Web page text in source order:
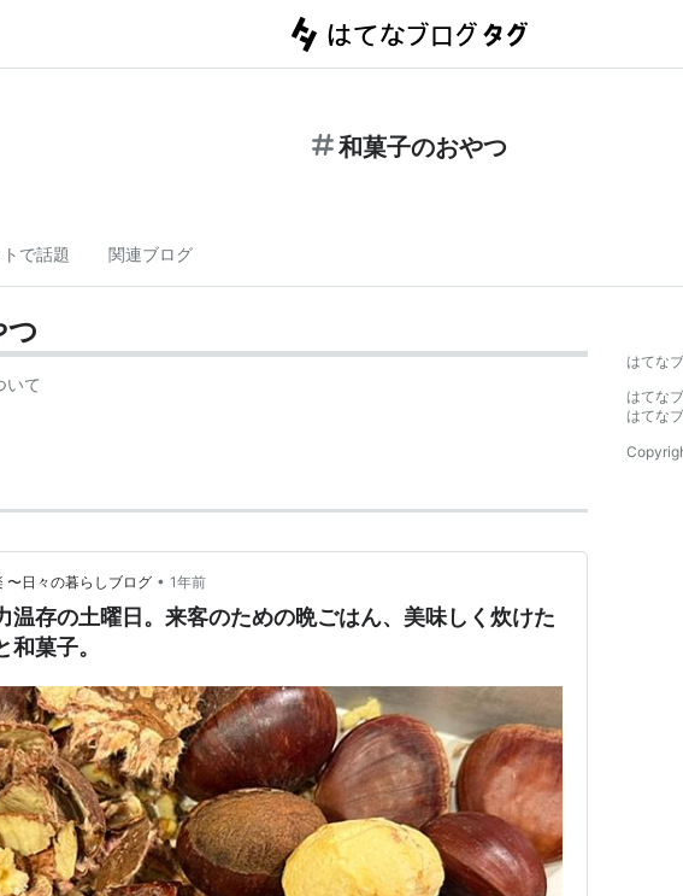
和菓子のおやつ
で話題 関連ブログ
つ
いて
〜日々の暮らしブログ • 1年前
温存の土曜日。来客のための晩ごはん、美味しく炊けた
和菓子。
はてな
はてな
はてな